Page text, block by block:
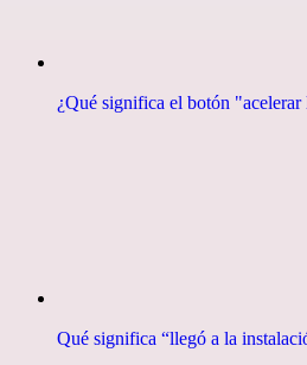
¿Qué significa el botón "acelerar
Qué significa “llegó a la